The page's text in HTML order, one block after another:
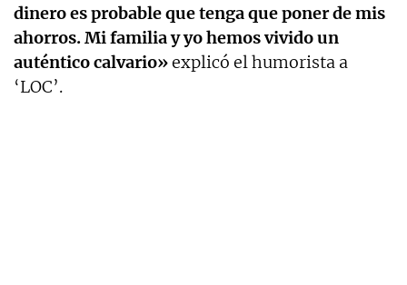
dinero es probable que tenga que poner de mis
ahorros. Mi familia y yo hemos vivido un
auténtico calvario»explicó el humorista a
‘LOC’.